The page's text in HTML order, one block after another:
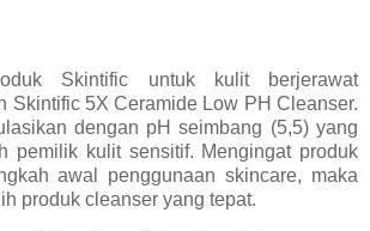
Skintific untuk kulit berjerawat
Skintific 5X Ceramide Low PH Cleanser.
dengan pH seimbang (5,5) yang
pemilik kulit sensitif. Mengingat produk
awal penggunaan skincare, maka
produk cleanser yang tepat.